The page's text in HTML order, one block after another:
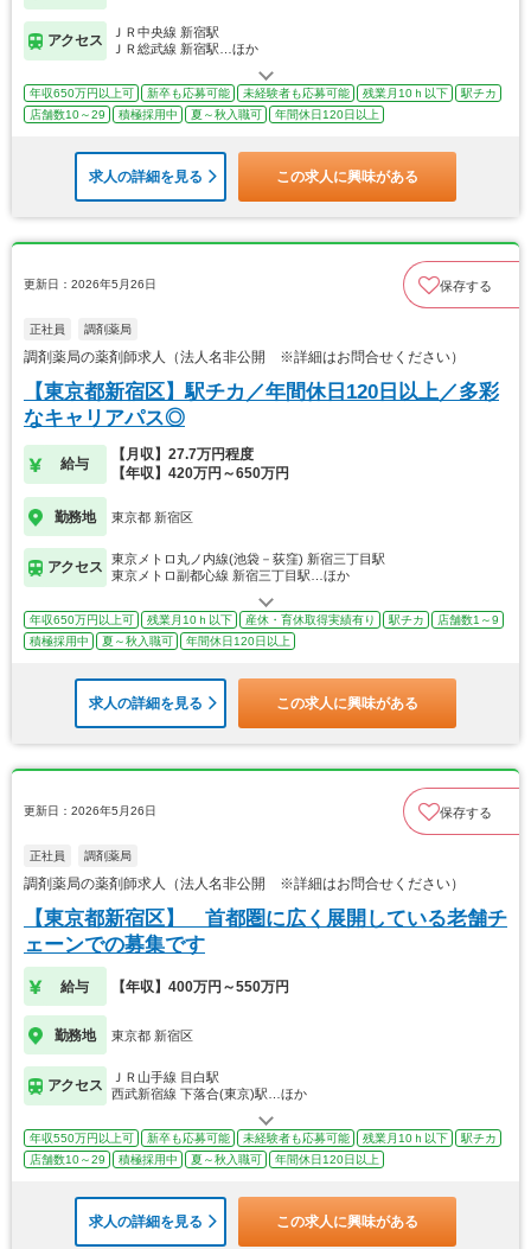
アクセス
ＪＲ中央線 新宿駅
ＪＲ総武線 新宿駅…ほか
年収650万円以上可 新卒も応募可能 未経験者も応募可能 残業月10ｈ以下
駅チカ
店舗数10～29
積極採用中 夏～秋入職可 年間休日120日以上
求人の詳細を見る この求人に興味がある
更新日：2026年5月26日 保存する
正社員 調剤薬局
調剤薬局の薬剤師求人（法人名非公開 ※詳細はお問合せください）
【東京都新宿区】駅チカ／年間休日120日以上／多彩
なキャリアパス◎
給与
【月収】27.7万円程度
【年収】420万円～650万円
勤務地 東京都 新宿区
アクセス
東京メトロ丸ノ内線(池袋－荻窪) 新宿三丁目駅
東京メトロ副都心線 新宿三丁目駅…ほか
年収650万円以上可 残業月10ｈ以下 産休・育休取得実績有り 駅チカ
店舗数1～9
積極採用中
夏～秋入職可 年間休日120日以上
求人の詳細を見る この求人に興味がある
更新日：2026年5月26日 保存する
正社員 調剤薬局
調剤薬局の薬剤師求人（法人名非公開 ※詳細はお問合せください）
【東京都新宿区】 首都圏に広く展開している老舗チ
ェーンでの募集です
給与 【年収】400万円～550万円
勤務地 東京都 新宿区
アクセス
ＪＲ山手線 目白駅
西武新宿線 下落合(東京)駅…ほか
年収550万円以上可 新卒も応募可能 未経験者も応募可能 残業月10ｈ以下
駅チカ
店舗数10～29
積極採用中 夏～秋入職可 年間休日120日以上
求人の詳細を見る この求人に興味がある